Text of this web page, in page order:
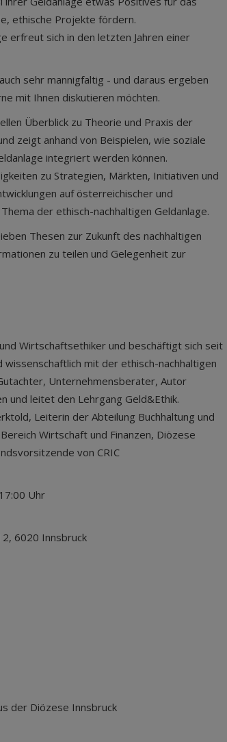
ethische Projekte fördern.
erfreut sich in den letzten Jahren einer
sehr mannigfaltig - und daraus ergeben
mit Ihnen diskutieren möchten.
Überblick zu Theorie und Praxis der
zeigt anhand von Beispielen, wie soziale
integriert werden können.
zu Strategien, Märkten, Initiativen und
auf österreichischer und
der ethisch-nachhaltigen Geldanlage.
Thesen zur Zukunft des nachhaltigen
zu teilen und Gelegenheit zur
Wirtschaftsethiker und beschäftigt sich seit
wissenschaftlich mit der ethisch-nachhaltigen
Unternehmensberater, Autor
und leitet den Lehrgang Geld&Ethik.
Leiterin der Abteilung Buchhaltung und
Wirtschaft und Finanzen, Diözese
von CRIC
Uhr
6020 Innsbruck
der Diözese Innsbruck